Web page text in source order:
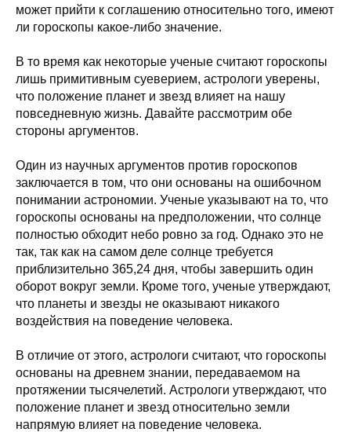
может прийти к соглашению относительно того, имеют
ли гороскопы какое-либо значение.
В то время как некоторые ученые считают гороскопы
лишь примитивным суеверием, астрологи уверены,
что положение планет и звезд влияет на нашу
повседневную жизнь. Давайте рассмотрим обе
стороны аргументов.
Один из научных аргументов против гороскопов
заключается в том, что они основаны на ошибочном
понимании астрономии. Ученые указывают на то, что
гороскопы основаны на предположении, что солнце
полностью обходит небо ровно за год. Однако это не
так, так как на самом деле солнце требуется
приблизительно 365,24 дня, чтобы завершить один
оборот вокруг земли. Кроме того, ученые утверждают,
что планеты и звезды не оказывают никакого
воздействия на поведение человека.
В отличие от этого, астрологи считают, что гороскопы
основаны на древнем знании, передаваемом на
протяжении тысячелетий. Астрологи утверждают, что
положение планет и звезд относительно земли
напрямую влияет на поведение человека.